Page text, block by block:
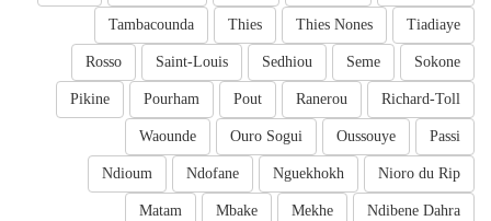
Tiadiaye
Thies Nones
Thies
Tambacounda
Sokone
Seme
Sedhiou
Saint-Louis
Rosso
Richard-Toll
Ranerou
Pout
Pourham
Pikine
Passi
Oussouye
Ouro Sogui
Waounde
Nioro du Rip
Nguekhokh
Ndofane
Ndioum
Ndibene Dahra
Mekhe
Mbake
Matam